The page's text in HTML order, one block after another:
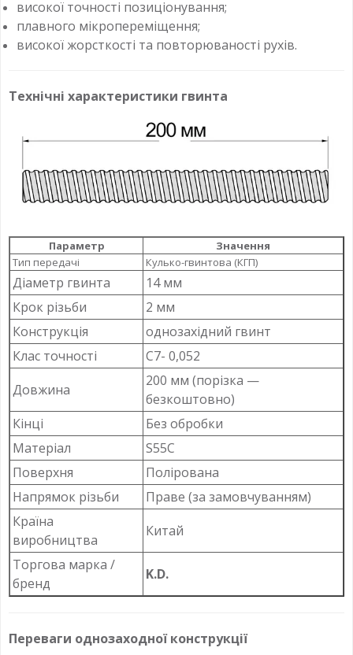
високої точності позиціонування;
плавного мікропереміщення;
високої жорсткості та повторюваності рухів.
Технічні характеристики гвинта
Параметр
Значення
Тип передачі
Кулько-гвинтова (КГП)
Діаметр гвинта
14 мм
Крок різьби
2 мм
Конструкція
однозахідний гвинт
Клас точності
C7- 0,052
Довжина
200 мм (порізка —
безкоштовно)
Кінці
Без обробки
Матеріал
S55C
Поверхня
Полірована
Напрямок різьби
Праве (за замовчуванням)
Країна
виробництва
Китай
Торгова марка /
бренд
K.D.
Переваги однозаходної конструкції